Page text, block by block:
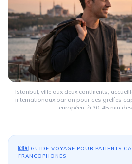
Istanbul, ville aux deux continents,
internationaux par an pour des greffes
européen, à 30-45 min
🇨🇦 GUIDE VOYAGE POUR PATIENTS
FRANCOPHONES